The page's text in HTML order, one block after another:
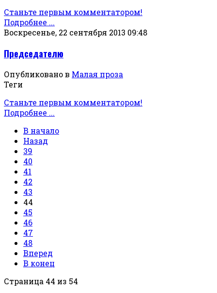
Станьте первым комментатором!
Подробнее ...
Воскресенье, 22 сентября 2013 09:48
Председателю
Опубликовано в Малая проза
Теги
Станьте первым комментатором!
Подробнее ...
В начало
Назад
39
40
41
42
43
44
45
46
47
48
Вперед
В конец
Страница 44 из 54